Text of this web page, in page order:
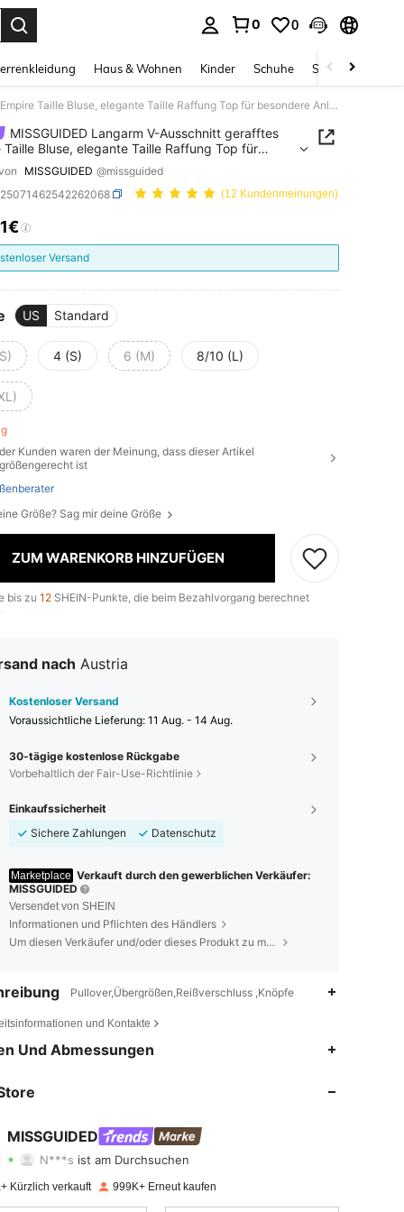
0 0
Haus & Wohnen Kinder Schuhe Schmuck &
MISSGUIDED Langarm V-Ausschnitt gerafftes Empire Taille Bluse, elegante Taille Raffung Top für besondere Anlässe, Herbst-Winter Mode Statement-Piece
MISSGUIDED Langarm V-Ausschnitt gerafftes
Taille Bluse, elegante Taille Raffung Top für
MISSGUIDED @missguided
(12 Kundenmeinungen)
AND AVAILABILITY
Versand
US Standard
4 (S) 6 (M) 8/10 (L)
der Kunden waren der Meinung, dass dieser Artikel
größengerecht ist
Größe? Sag mir deine Größe
ZUM WARENKORB HINZUFÜGEN
bis zu 12 SHEIN-Punkte, die beim Bezahlvorgang berechnet
nach Austria
Kostenloser Versand
Voraussichtliche Lieferung: 11 Aug. - 14 Aug.
30-tägige kostenlose Rückgabe
Vorbehaltlich der Fair-Use-Richtlinie
Einkaufssicherheit
Sichere Zahlungen
Datenschutz
Marketplace Verkauft durch den gewerblichen Verkäufer:
MISSGUIDED
Versendet von SHEIN
Informationen und Pflichten des Händlers
Um diesen Verkäufer und/oder dieses Produkt zu melden
Pullover,Übergrößen,Reißverschluss ,Knöpfe
und Kontakte
Und Abmessungen
MISSGUIDED
4,83
4,83 Bewertung 21KArtikel 3M
4,83 21K 3M
Kürzlich verkauft 999K+ Erneut kaufen